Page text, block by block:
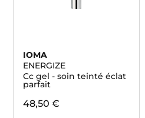
IOMA
ENERGIZE
Cc gel - soin teinté éclat
parfait
48,50 €